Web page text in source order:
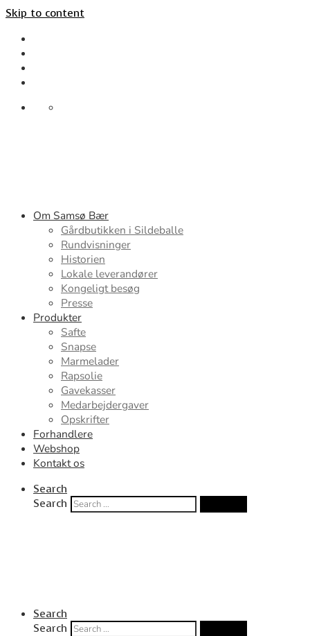
Skip to content
Om Samsø Bær
Gårdbutikken i Sildeballe
Rundvisninger
Historien
Lokale leverandører
Kongeligt besøg
Presse
Produkter
Safte
Snapse
Marmelader
Rapsolie
Gavekasser
Medarbejdergaver
Opskrifter
Forhandlere
Webshop
Kontakt os
Search
Search
Search
Search